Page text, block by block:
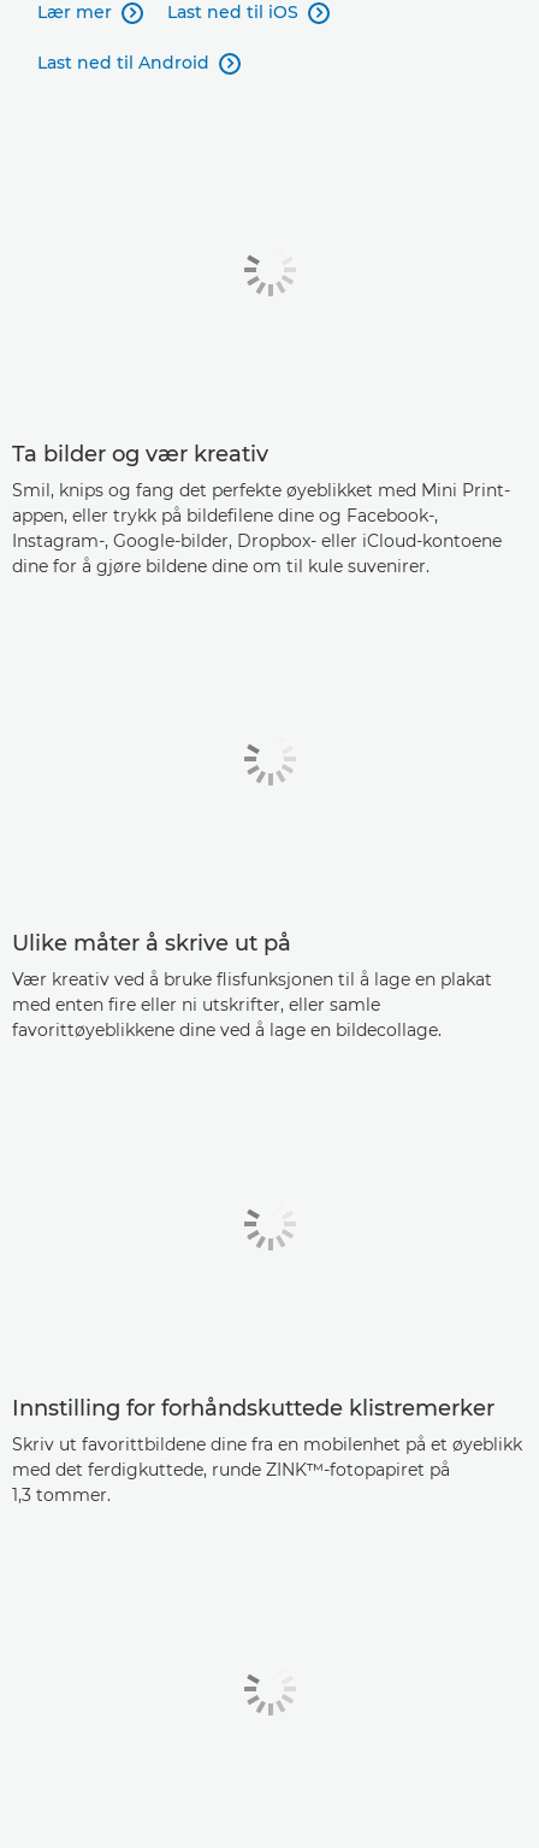
Lær mer  Last ned til iOS 
Last ned til Android 
Ta bilder og vær kreativ
Smil, knips og fang det perfekte øyeblikket med Mini Print-
appen, eller trykk på bildefilene dine og Facebook-,
Instagram-, Google-bilder, Dropbox- eller iCloud-kontoene
dine for å gjøre bildene dine om til kule suvenirer.
Ulike måter å skrive ut på
Vær kreativ ved å bruke flisfunksjonen til å lage en plakat
med enten fire eller ni utskrifter, eller samle
favorittøyeblikkene dine ved å lage en bildecollage.
Innstilling for forhåndskuttede klistremerker
Skriv ut favorittbildene dine fra en mobilenhet på et øyeblikk
med det ferdigkuttede, runde ZINK™-fotopapiret på
1,3 tommer.